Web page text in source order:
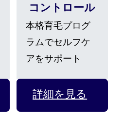
コントロール
本格育毛プログ
ラムでセルフケ
アをサポート
詳細を見る